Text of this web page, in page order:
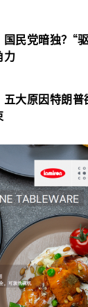
民党暗独？“
力
五大原因特朗